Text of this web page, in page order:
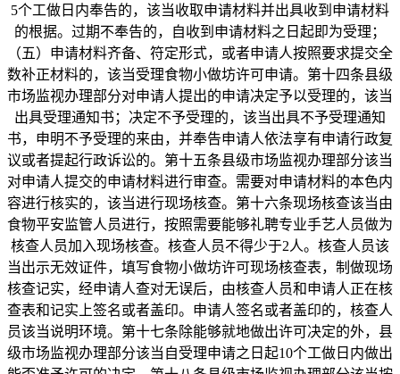
5个工做日内奉告的，该当收取申请材料并出具收到申请材料
的根据。过期不奉告的，自收到申请材料之日起即为受理；
（五）申请材料齐备、符定形式，或者申请人按照要求提交全
数补正材料的，该当受理食物小做坊许可申请。第十四条县级
市场监视办理部分对申请人提出的申请决定予以受理的，该当
出具受理通知书；决定不予受理的，该当出具不予受理通知
书，申明不予受理的来由，并奉告申请人依法享有申请行政复
议或者提起行政诉讼的。第十五条县级市场监视办理部分该当
对申请人提交的申请材料进行审查。需要对申请材料的本色内
容进行核实的，该当进行现场核查。第十六条现场核查该当由
食物平安监管人员进行，按照需要能够礼聘专业手艺人员做为
核查人员加入现场核查。核查人员不得少于2人。核查人员该
当出示无效证件，填写食物小做坊许可现场核查表，制做现场
核查记实，经申请人查对无误后，由核查人员和申请人正在核
查表和记实上签名或者盖印。申请人签名或者盖印的，核查人
员该当说明环境。第十七条除能够就地做出许可决定的外，县
级市场监视办理部分该当自受理申请之日起10个工做日内做出